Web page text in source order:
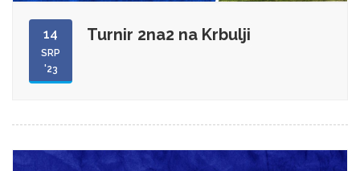
14
SRP
'23
Turnir 2na2 na Krbulji